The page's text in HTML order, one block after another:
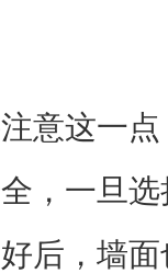
意这一
，一旦
后，墙